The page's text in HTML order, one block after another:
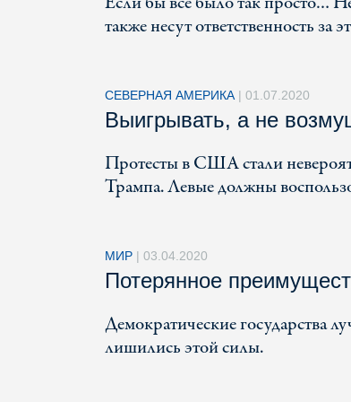
также несут ответственность за
СЕВЕРНАЯ АМЕРИКА | 01.07.2020
Выигрывать, а не
Протесты в США стали
Трампа. Левые должны
МИР | 03.04.2020
Потерянное
Демократические государства
лишились этой силы.